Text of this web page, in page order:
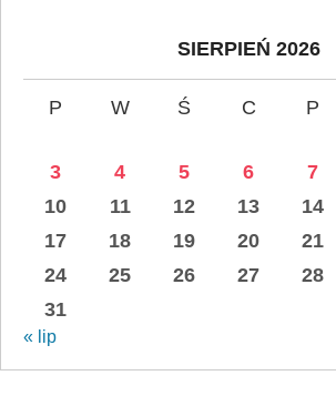
SIERPIEŃ 2026
P W Ś C P
3
4 5 6 7
10
11 12 13 14
17
18 19 20 21
24
25 26 27 28
31
« lip